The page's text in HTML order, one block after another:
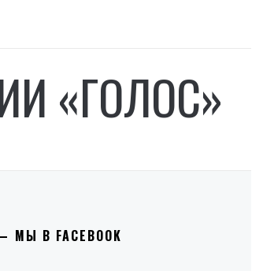
«ГОЛОС»
МЫ В FACEBOOK